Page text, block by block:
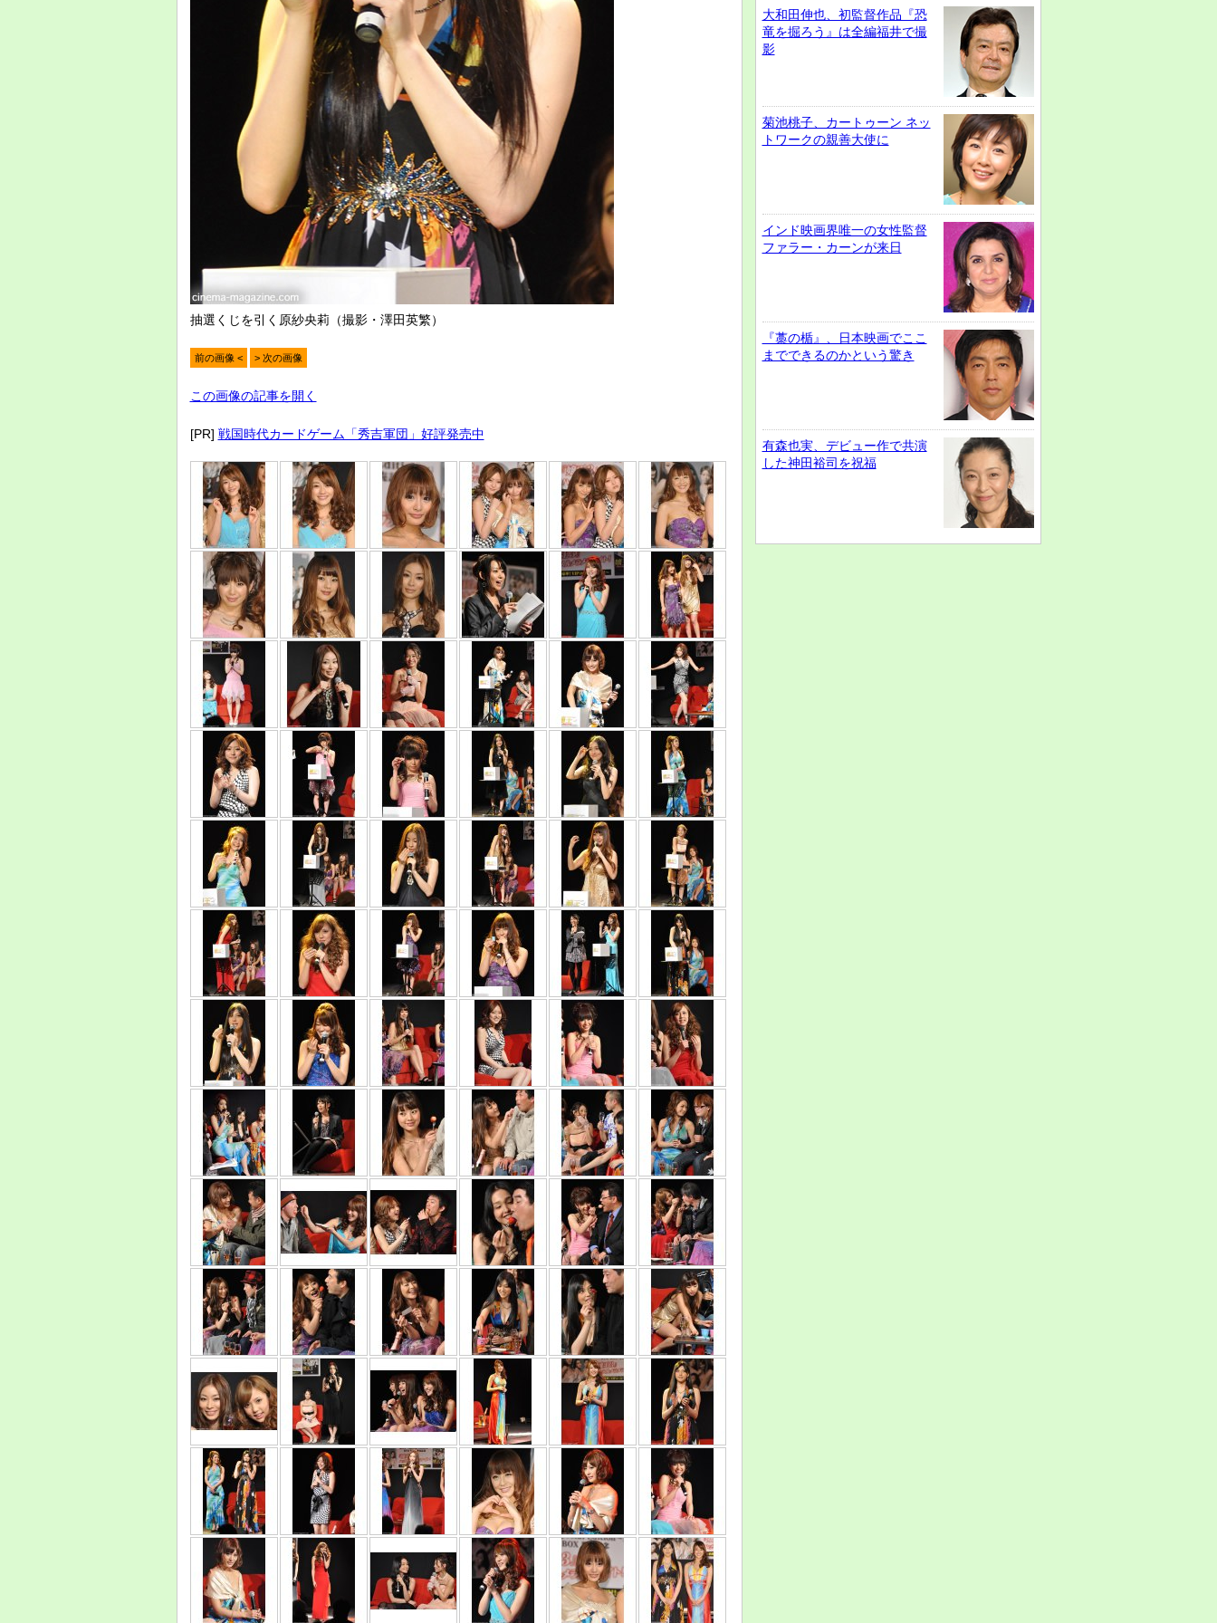
抽選くじを引く原紗央莉（撮影・澤田英繁）
前の画像 < > 次の画像
この画像の記事を開く
[PR] 戦国時代カードゲーム「秀吉軍団」好評発売中
大和田伸也、初監督作品『恐
竜を掘ろう』は全編福井で撮
影
菊池桃子、カートゥーン ネッ
トワークの親善大使に
インド映画界唯一の女性監督
ファラー・カーンが来日
『藁の楯』、日本映画でここ
までできるのかという驚き
有森也実、デビュー作で共演
した神田裕司を祝福